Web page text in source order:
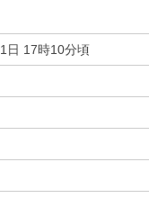
日 17時10分頃